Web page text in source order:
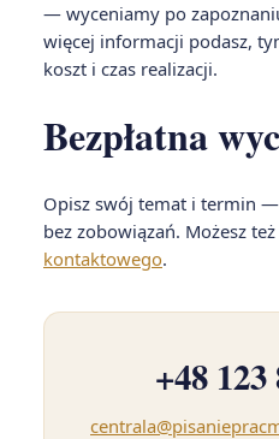
— wyceniamy po
więcej informacji podasz,
koszt i czas realizacji.
Bezpłatna
Opisz swój temat i termin
bez zobowiązań. Możesz też
kontaktowego.
+48 123